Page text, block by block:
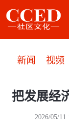
新闻 视频
把发展经
2026/05/